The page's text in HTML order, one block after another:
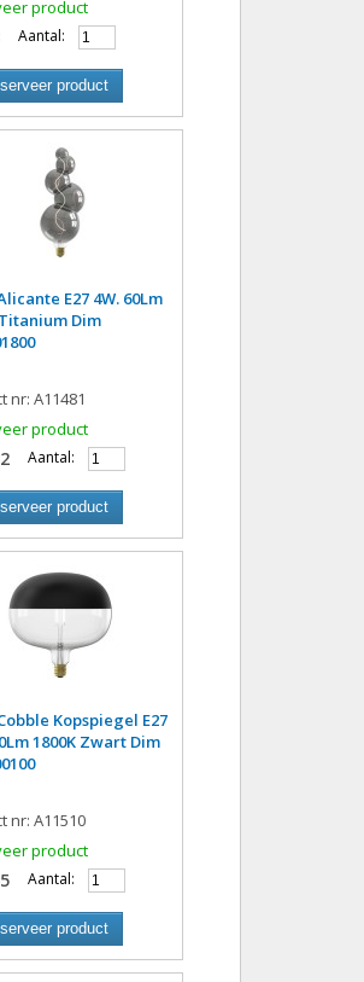
product
Aantal:
product
E27 4W. 60Lm
Dim
nr: A11481
product
Aantal:
product
Kopspiegel E27
1800K Zwart Dim
nr: A11510
product
Aantal:
product